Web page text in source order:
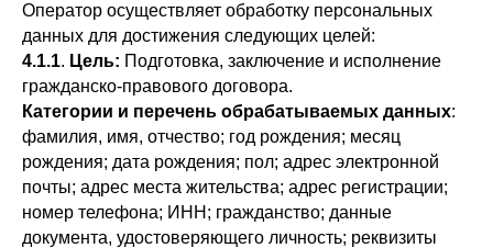
Оператор осуществляет обработку персональных
данных для достижения следующих целей:
4.1.1. Цель: Подготовка, заключение и исполнение
гражданско-правового договора.
Категории и перечень обрабатываемых данных:
фамилия, имя, отчество; год рождения; месяц
рождения; дата рождения; пол; адрес электронной
почты; адрес места жительства; адрес регистрации;
номер телефона; ИНН; гражданство; данные
документа, удостоверяющего личность; реквизиты